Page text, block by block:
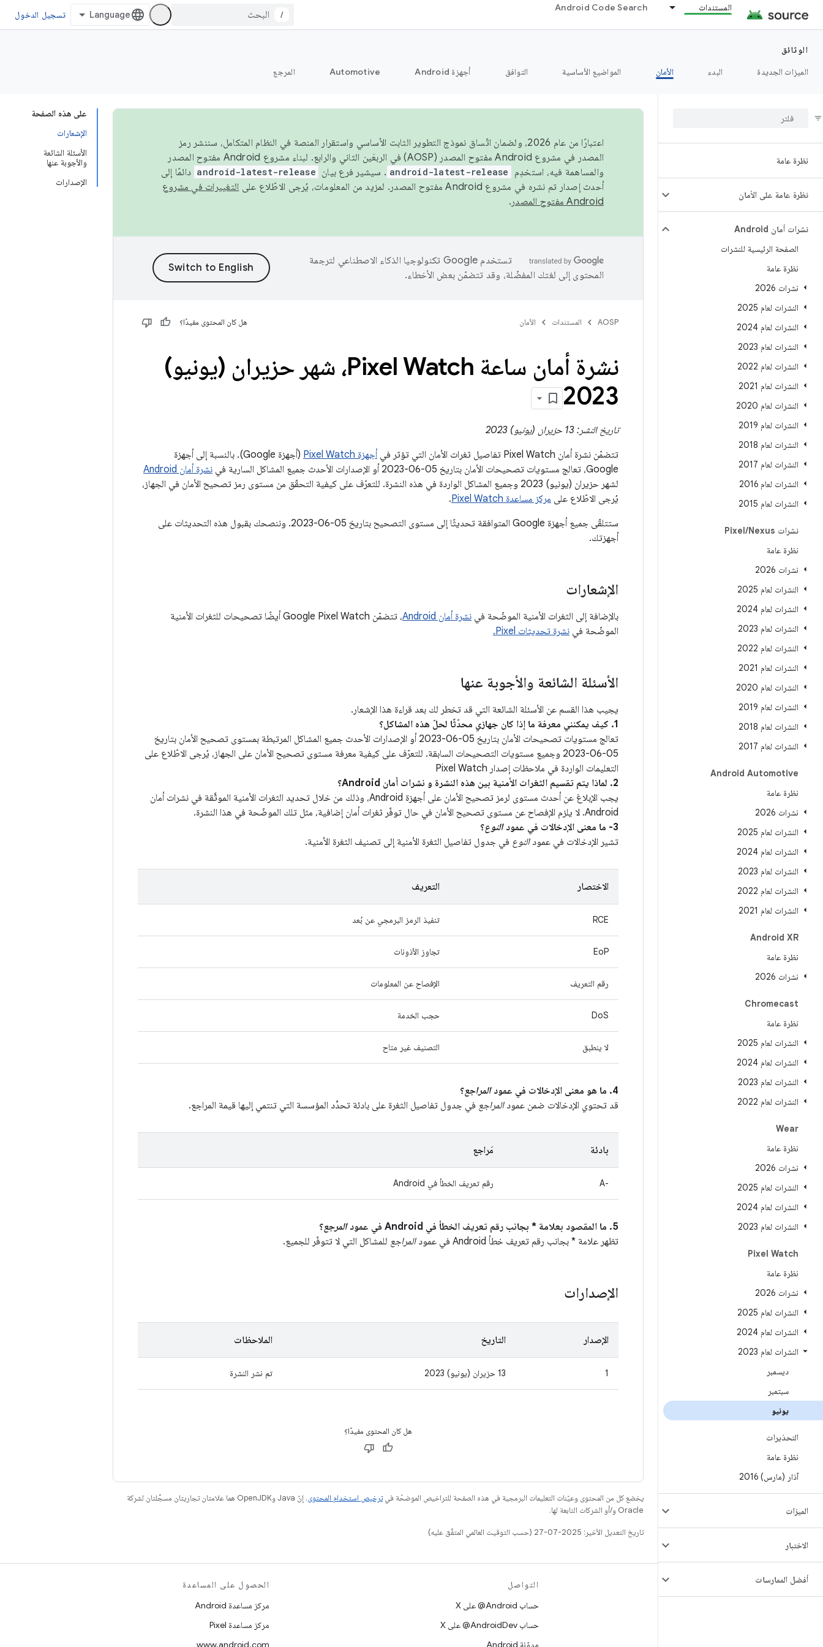
المستندات Android Code Search
/ تسجيل الدخول
الوثائق
الميزات الجديدة
البدء الأمان المواضيع الأساسية التوافق أجهزة Android Automotive المرجع
نظرة عامة
نظرة عامة على الأمان
نشرات أمان Android
الصفحة الرئيسية للنشرات
نظرة عامة
نشرات 2026
النشرات لعام 2025
النشرات لعام 2024
النشرات لعام 2023
النشرات لعام 2022
النشرات لعام 2021
النشرات لعام 2020
النشرات لعام 2019
النشرات لعام 2018
النشرات لعام 2017
النشرات لعام 2016
النشرات لعام 2015
نشرات Pixel /Nexus
نظرة عامة
نشرات 2026
النشرات لعام 2025
النشرات لعام 2024
النشرات لعام 2023
النشرات لعام 2022
النشرات لعام 2021
النشرات لعام 2020
النشرات لعام 2019
النشرات لعام 2018
النشرات لعام 2017
Android Automotive
نظرة عامة
نشرات 2026
النشرات لعام 2025
النشرات لعام 2024
النشرات لعام 2023
النشرات لعام 2022
النشرات لعام 2021
Android XR
نظرة عامة
نشرات 2026
Chromecast
نظرة عامة
النشرات لعام 2025
النشرات لعام 2024
النشرات لعام 2023
النشرات لعام 2022
Wear
نظرة عامة
نشرات 2026
النشرات لعام 2025
النشرات لعام 2024
النشرات لعام 2023
Pixel Watch
نظرة عامة
نشرات 2026
النشرات لعام 2025
النشرات لعام 2024
النشرات لعام 2023
ديسمبر
سبتمبر
يونيو
التحذيرات
نظرة عامة
آذار (مارس) 2016
الميزات
الاختبار
أفضل الممارسات
على هذه الصفحة
الإشعارات
الأسئلة الشائعة
والأجوبة عنها
الإصدارات
اعتبارًا من عام 2026، ولضمان اتّساق نموذج التطوير الثابت الأساسي واستقرار المنصة في النظام المتكامل، سننشر رمز
المصدر في مشروع Android مفتوح المصدر (AOSP) في الربعَين الثاني والرابع. لبناء مشروع Android مفتوح المصدر
والمساهمة فيه، استخدِم
android-latest-release . سيشير فرع بيان android-latest-release دائمًا إلى
أحدث إصدار تم نشره في مشروع Android مفتوح المصدر. لمزيد من المعلومات، يُرجى الاطّلاع على
التغييرات في مشروع
Android مفتوح المصدر
.
تستخدم Google تكنولوجيا الذكاء الاصطناعي لترجمة
المحتوى إلى لغتك المفضّلة، وقد تتضمّن بعض الأخطاء.
AOSP المستندات الأمان هل كان المحتوى مفيدًا؟
نشرة أمان ساعة Pixel Watch، شهر حزيران (يونيو)
2023
تاريخ النشر: 13 حزيران (يونيو) 2023
تتضمّن نشرة أمان Pixel Watch تفاصيل ثغرات الأمان التي تؤثر في
أجهزة Pixel Watch
(أجهزة Google). بالنسبة إلى أجهزة
Google، تعالج مستويات تصحيحات الأمان بتاريخ 05‏-06‏-2023 أو الإصدارات الأحدث جميع المشاكل السارية في
نشرة أمان Android
لشهر حزيران (يونيو) 2023 وجميع المشاكل الواردة في هذه النشرة. للتعرّف على كيفية التحقّق من مستوى رمز تصحيح الأمان في الجهاز،
يُرجى الاطّلاع على مركز مساعدة Pixel Watch
.
ستتلقّى جميع أجهزة Google المتوافقة تحديثًا إلى مستوى التصحيح بتاريخ 05‏-06‏-2023. وننصحك بقبول هذه التحديثات على
أجهزتك.
الإشعارات
بالإضافة إلى الثغرات الأمنية الموضّحة في نشرة أمان Android
، تتضمّن Google Pixel Watch أيضًا تصحيحات للثغرات الأمنية
الموضّحة في نشرة تحديثات Pixel.
الأسئلة الشائعة والأجوبة عنها
يجيب هذا القسم عن الأسئلة الشائعة التي قد تخطر لك بعد قراءة هذا الإشعار.
1. كيف يمكنني معرفة ما إذا كان جهازي محدّثًا لحلّ هذه المشاكل؟
تعالج مستويات تصحيحات الأمان بتاريخ 05‏-06‏-2023 أو الإصدارات الأحدث جميع المشاكل المرتبطة بمستوى تصحيح الأمان بتاريخ
05‏-06‏-2023 وجميع مستويات التصحيحات السابقة. للتعرّف على كيفية معرفة مستوى تصحيح الأمان على الجهاز، يُرجى الاطّلاع على
التعليمات الواردة في ملاحظات إصدار Pixel Watch
2. لماذا يتم تقسيم الثغرات الأمنية بين هذه النشرة و نشرات أمان Android؟
يجب الإبلاغ عن أحدث مستوى لرمز تصحيح الأمان على أجهزة Android، وذلك من خلال تحديد الثغرات الأمنية الموثَّقة في نشرات أمان
Android. لا يلزم الإفصاح عن مستوى تصحيح الأمان في حال توفّر ثغرات أمان إضافية، مثل تلك الموضّحة في هذا النشرة.
3- ما معنى الإدخالات في عمود
النوع؟
تشير الإدخالات في عمودالنوع في جدول تفاصيل الثغرة الأمنية إلى تصنيف الثغرة الأمنية.
الاختصار التعريف
RCE تنفيذ الرمز البرمجي عن بُعد
EoP تجاوز الأذونات
رقم التعريف الإفصاح عن المعلومات
DoS حجب الخدمة
لا ينطبق التصنيف غير متاح
4. ما هو معنى الإدخالات في عمود المراجع؟
قد تحتوي الإدخالات ضمن عمودالمراجع في جدول تفاصيل الثغرة على بادئة تحدِّد المؤسسة التي تنتمي إليها قيمة المراجع.
بادئة مَراجع
A-‎ رقم تعريف الخطأ في Android
5. ما المقصود بعلامة * بجانب رقم تعريف الخطأ في Android في عمود المرجع؟
تظهر علامة * بجانب رقم تعريف خطأ Android في عمود
المراجع للمشاكل التي لا تتوفّر للجميع.
الإصدارات
الإصدار التاريخ الملاحظات
1 13 حزيران (يونيو) 2023 تم نشر النشرة
هل كان المحتوى مفيدًا؟
يخضع كل من المحتوى وعيّنات التعليمات البرمجية في هذه الصفحة للتراخيص الموضحّة فيترخيص استخدام المحتوى
. إنّ Java وOpenJDK هما علامتان تجاريتان مسجَّلتان لشركة
Oracle و/أو الشركات التابعة لها.
تاريخ التعديل الأخير: 2025-07-27 (حسب التوقيت العالمي المتفَّق عليه)
الإصدار
التواصل
حساب ‎@Android على X
حساب ‎@AndroidDev على X
مدوّنة Android
الحصول على المساعدة
مركز مساعدة Android
مركز مساعدة Pixel
www.android.com